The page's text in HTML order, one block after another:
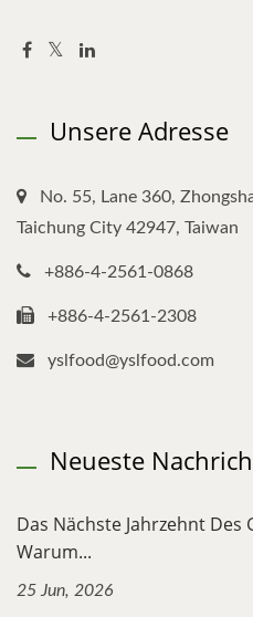
Unsere Adresse
No. 55, Lane 360,
Taichung City 42947, Taiwan
+886-4-2561-0868
+886-4-2561-2308
yslfood@yslfood.com
Neueste
Das Nächste Jahrzehnt
Warum...
25 Jun, 2026